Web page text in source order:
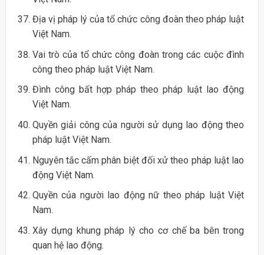
Địa vị pháp lý của tổ chức công đoàn theo pháp luật
Việt Nam.
Vai trò của tổ chức công đoàn trong các cuộc đình
công theo pháp luật Việt Nam.
Đình công bất hợp pháp theo pháp luật lao động
Việt Nam.
Quyền giải công của người sử dụng lao động theo
pháp luật Việt Nam.
Nguyên tắc cấm phân biệt đối xử theo pháp luật lao
động Việt Nam.
Quyền của người lao động nữ theo pháp luật Việt
Nam.
Xây dựng khung pháp lý cho cơ chế ba bên trong
quan hệ lao động.